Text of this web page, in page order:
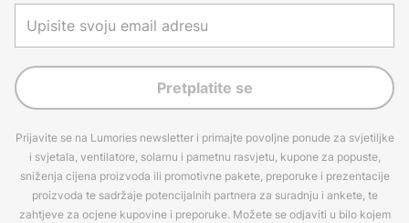
Pretplatite se
Prijavite se na Lumories newsletter i primajte povoljne ponude za svjetiljke
i svjetala, ventilatore, solarnu i pametnu rasvjetu, kupone za popuste,
sniženja cijena proizvoda ili promotivne pakete, preporuke i prezentacije
proizvoda te sadržaje potencijalnih partnera za suradnju i ankete, te
zahtjeve za ocjene kupovine i preporuke. Možete se odjaviti u bilo kojem